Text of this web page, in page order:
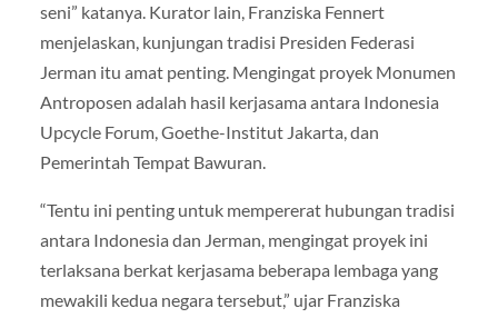
seni” katanya. Kurator lain, Franziska Fennert
menjelaskan, kunjungan tradisi Presiden Federasi
Jerman itu amat penting. Mengingat proyek Monumen
Antroposen adalah hasil kerjasama antara Indonesia
Upcycle Forum, Goethe-Institut Jakarta, dan
Pemerintah Tempat Bawuran.
“Tentu ini penting untuk mempererat hubungan tradisi
antara Indonesia dan Jerman, mengingat proyek ini
terlaksana berkat kerjasama beberapa lembaga yang
mewakili kedua negara tersebut,” ujar Franziska